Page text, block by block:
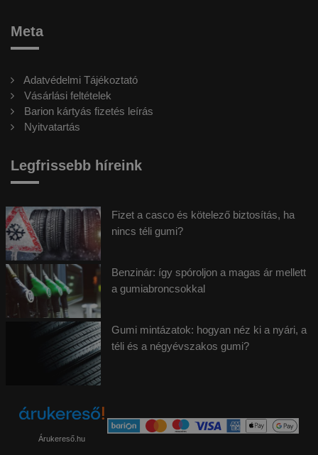
Meta
Adatvédelmi Tájékoztató
Vásárlási feltételek
Barion kártyás fizetés leírás
Nyitvatartás
Legfrissebb híreink
Fizet a casco és kötelező biztosítás, ha
nincs téli gumi?
Benzinár: így spóroljon a magas ár mellett
a gumiabroncsokkal
Gumi mintázatok: hogyan néz ki a nyári, a
téli és a négyévszakos gumi?
Árukereső.hu